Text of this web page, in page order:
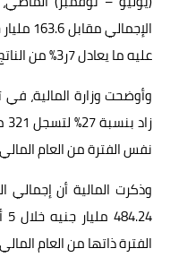
عليه ما يعادل 7ر3% من الناتج المحلي.
وأوضحت وزارة المالية، في
نفس الفترة من العام
الفترة ذاتها من العام